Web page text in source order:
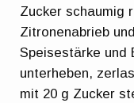
Zucker schaumig
Zitronenabrieb
Speisestärke und
unterheben,
mit 20 g Zucker